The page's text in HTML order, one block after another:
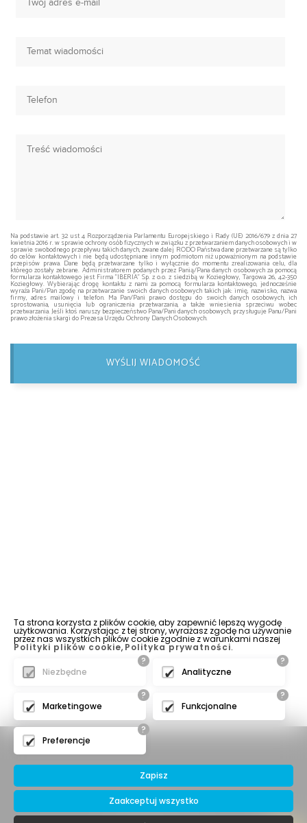
Na podstawie art. 32 ust 4 Rozporządzenia Parlamentu Europejskiego i Rady (UE) 2016/679 z dnia 27
kwietnia 2016 r. w sprawie ochrony osób fizycznych w związku z przetwarzaniem danych osobowych i w
sprawie swobodnego przepływu takich danych, zwane dalej RODO Państwa dane przetwarzane są tylko
do celów kontaktowych i nie będą udostępniane innym podmiotom niż upoważnionym na podstawie
przepisów prawa. Dane będą przetwarzane tylko i wyłącznie do momentu zrealizowania celu, dla
którego zostały zebrane. Administratorem podanych przez Panią/Pana danych osobowych za pomocą
formularza kontaktowego jest Firma "IBERIA" Sp. z o.o. z siedzibą w Koziegłowy, Targowa 26, 42-350
Koziegłowy. Wybierając drogę kontaktu z nami za pomocą formularza kontaktowego, jednocześnie
wyraża Pani/Pan zgodę na przetwarzanie swoich danych osobowych takich jak: imię, nazwisko, nazwa
firmy, adres mailowy i telefon. Ma Pan/Pani prawo dostępu do swoich danych osobowych, ich
sprostowania, usunięcia lub ograniczenia przetwarzania, a także wniesienia sprzeciwu wobec
przetwarzania. Jeśli ktoś naruszy bezpieczeństwo Pana/Pani danych osobowych, przysługuje Panu/Pani
prawo złożenia skargi do Prezesa Urzędu Ochrony Danych Osobowych.
WYŚLIJ WIADOMOŚĆ
Ta strona korzysta z plików cookie, aby zapewnić lepszą wygodę
użytkowania. Korzystając z tej strony, wyrażasz zgodę na używanie
przez nas wszystkich plików cookie zgodnie z warunkami naszej
Polityki plików cookie, Polityka prywatności.
?
Niezbędne
?
Analityczne
?
Marketingowe
?
Funkcjonalne
?
Preferencje
Zapisz
Zaakceptuj wszystko